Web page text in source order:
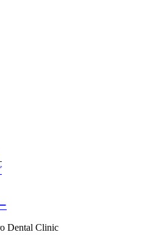
Dental Clinic